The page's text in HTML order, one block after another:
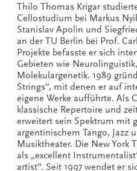
Thilo Thomas Krigar
Cellostudium bei Markus
Stanislav Apolin und
an der TU Berlin bei Prof.
Projekte befasste er sich
Gebieten wie
Molekulargenetik. 1989
Strings“, mit denen er auf
eigene Werke aufführte. Als
klassische Repertoire und
erweitert sein Spektrum mit
argentinischem Tango, Jazz
Musiktheater. Die New York
als „excellent
artist“. Seit 1997 wendet er